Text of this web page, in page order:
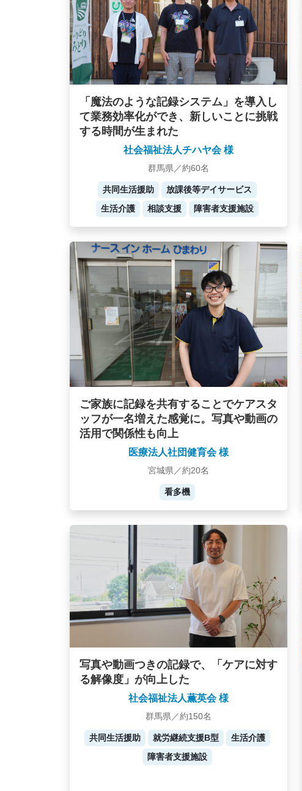
「魔法のような記録システム」を導入し
て業務効率化ができ、新しいことに挑戦
する時間が生まれた
社会福祉法人チハヤ会 様
群馬県／約60名
共同生活援助
放課後等デイサービス
生活介護
相談支援 障害者支援施設
ご家族に記録を共有することでケアスタ
ッフが一名増えた感覚に。写真や動画の
活用で関係性も向上
医療法人社団健育会 様
宮城県／約20名
看多機
写真や動画つきの記録で、「ケアに対す
る解像度」が向上した
社会福祉法人薫英会 様
群馬県／約150名
共同生活援助 就労継続支援B型
生活介護
障害者支援施設